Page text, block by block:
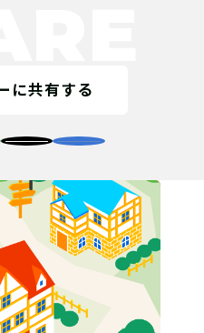
に共有する